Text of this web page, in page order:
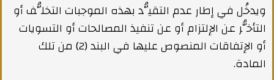
ويدخُل في إطار عدم التقيُّد بهذه الموجبات التخلُّف أو
التأخُّر عن الإلتزام أو عن تنفيذ المصالحات أو التسويات
أو الإتفاقات المنصوص عليها في البند (2) من تلك
المادة.